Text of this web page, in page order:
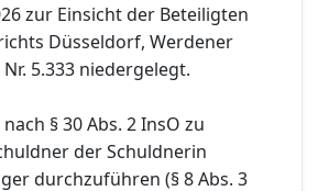
zur Einsicht der Beteiligten
Düsseldorf, Werdener
5.333 niedergelegt.
§ 30 Abs. 2 InsO zu
der Schuldnerin
durchzuführen (§ 8 Abs. 3